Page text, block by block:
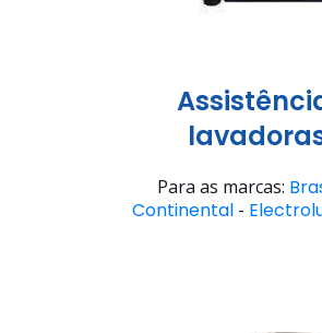
Para as marcas:
Continental -